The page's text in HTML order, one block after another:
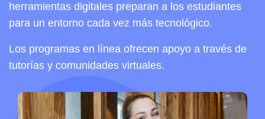
herramientas digitales preparan a los estudiantes
para un entorno cada vez más tecnológico.
Los programas en línea ofrecen apoyo a través de
tutorías y comunidades virtuales.